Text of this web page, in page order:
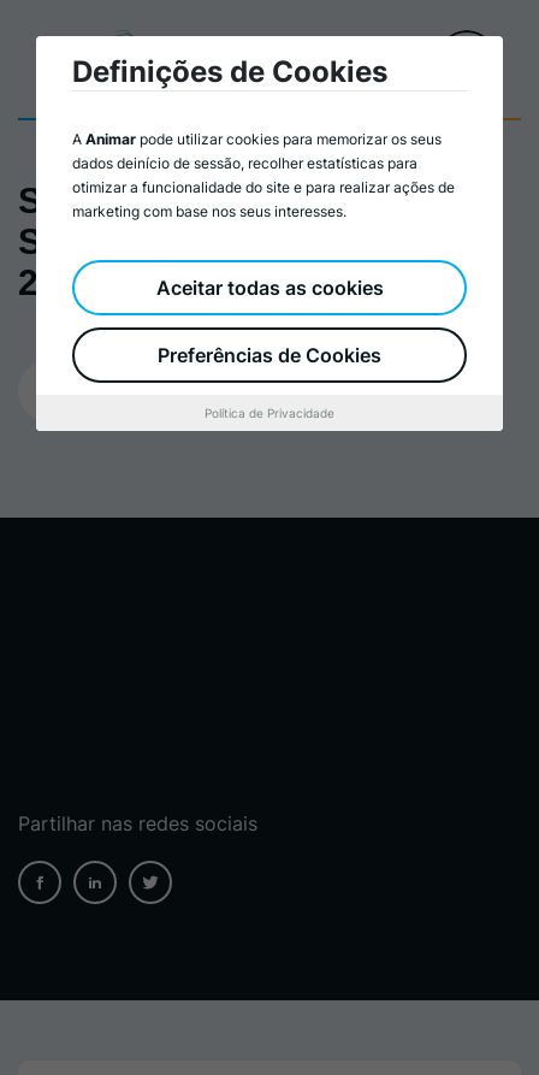
Sessão Pública – Conta
Satélite da Economia Social
2019/2020 | I.N.E
Partilhar nas redes sociais
Definições de Cookies
A Animar pode utilizar cookies para memorizar os seus
dados deinício de sessão, recolher estatísticas para
otimizar a funcionalidade do site e para realizar ações de
marketing com base nos seus interesses.
Preferências de Cookies
Aceitar todas as cookies
Política de Privacidade